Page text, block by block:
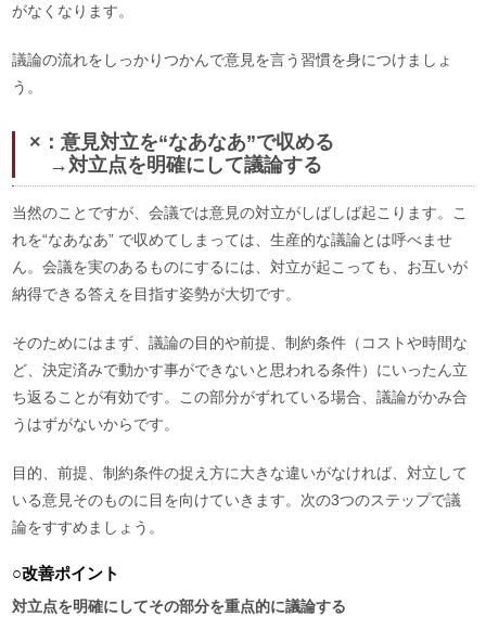
がなくなります。
議論の流れをしっかりつかんで意見を言う習慣を身につけましょ
う。
×：意見対立を“なあなあ”で収める
→対立点を明確にして議論する
当然のことですが、会議では意見の対立がしばしば起こります。こ
れを“なあなあ” で収めてしまっては、生産的な議論とは呼べませ
ん。会議を実のあるものにするには、対立が起こっても、お互いが
納得できる答えを目指す姿勢が大切です。
そのためにはまず、議論の目的や前提、制約条件（コストや時間な
ど、決定済みで動かす事ができないと思われる条件）にいったん立
ち返ることが有効です。この部分がずれている場合、議論がかみ合
うはずがないからです。
目的、前提、制約条件の捉え方に大きな違いがなければ、対立して
いる意見そのものに目を向けていきます。次の3つのステップで議
論をすすめましょう。
○改善ポイント
対立点を明確にしてその部分を重点的に議論する